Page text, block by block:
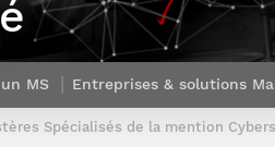
Nos offres
d’emplois
enseignement et
recherche
d’emplois
recherche &
innovation
Rapport d’activité
de la recherche à
Télécom Paris :
rétrospective
Soutien à la
mobilité
Corps des Mines
Parcours Talents : un Double Diplôme
donnant accès aux Corps
de l’État
Financement
Entreprises & solutions Mastère
Spécialisé
Brochures & contacts
MS Entreprises & solutions
Spécialisés de la mention